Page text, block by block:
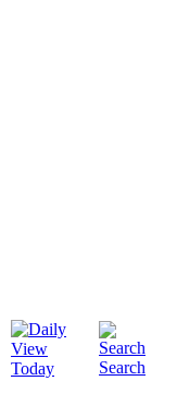
Today Search